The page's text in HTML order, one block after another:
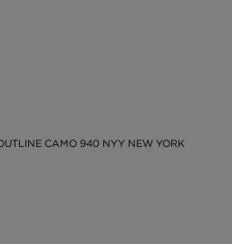
CAMO 940 NYY NEW YORK